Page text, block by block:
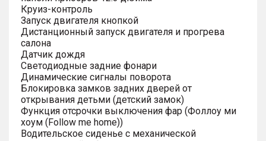
Круиз-контроль
Запуск двигателя кнопкой
Дистанционный запуск двигателя и прогрева
салона
Датчик дождя
Светодиодные задние фонари
Динамические сигналы поворота
Блокировка замков задних дверей от
открывания детьми (детский замок)
Функция отсрочки выключения фар (Фоллоу ми
хоум (Follow me home))
Водительское сиденье с механической